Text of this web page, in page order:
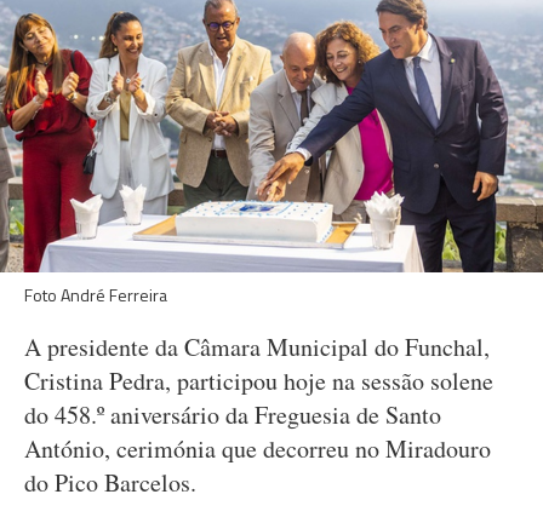
Foto André Ferreira
A presidente da Câmara Municipal do Funchal,
Cristina Pedra, participou hoje na sessão solene
do 458.º aniversário da Freguesia de Santo
António, cerimónia que decorreu no Miradouro
do Pico Barcelos.